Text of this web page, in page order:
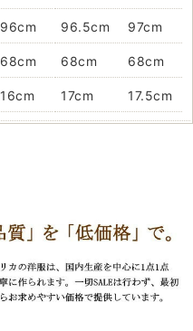
96cm 96.5cm 97cm
68cm 68cm 68cm
16cm 17cm 17.5cm